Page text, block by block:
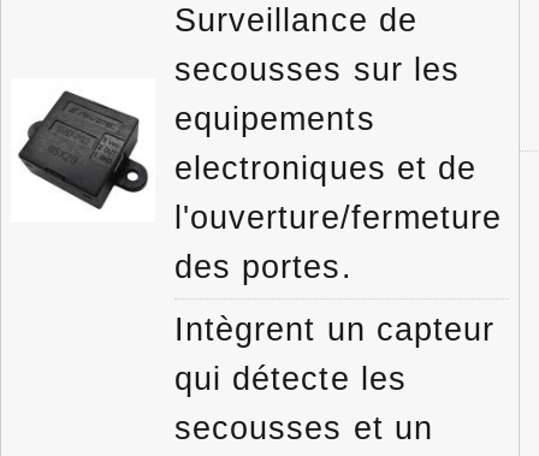
Surveillance de
secousses sur les
equipements
electroniques et de
l'ouverture/fermeture
des portes.
Intègrent un capteur
qui détecte les
secousses et un